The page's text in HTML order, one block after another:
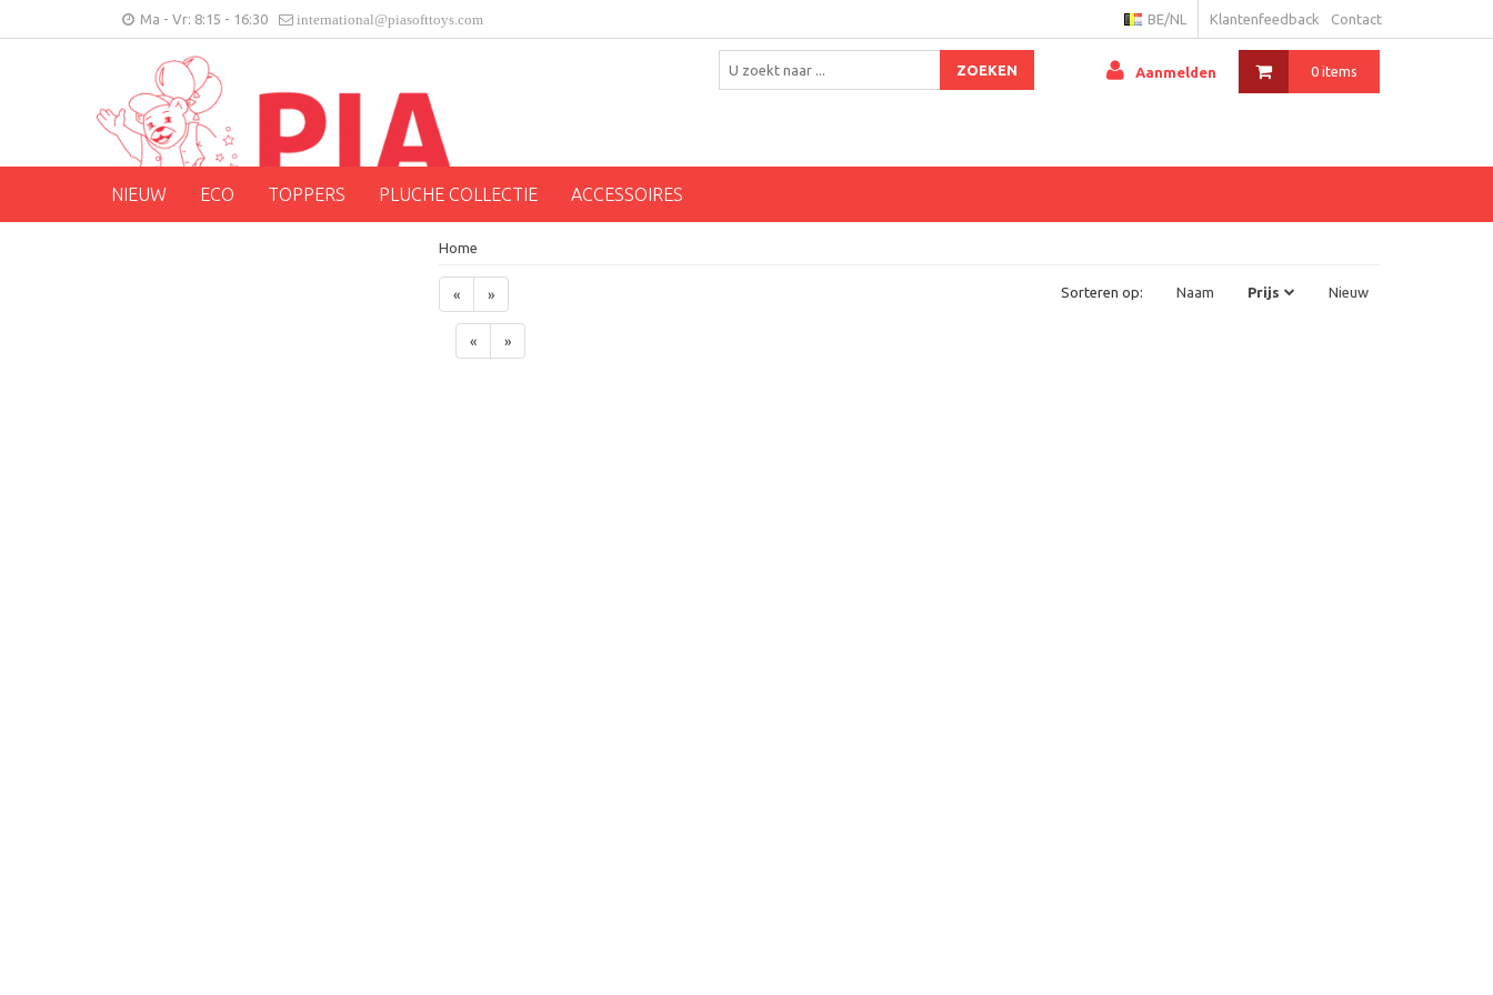
Ma - Vr: 8:15 - 16:30 international@piasofttoys.com Klantenfeedback Contact
BE/NL
0 items
Aanmelden
ZOEKEN
NIEUW ECO TOPPERS PLUCHE COLLECTIE ACCESSOIRES
Home
« » Sorteren op: Naam Prijs Nieuw
« »